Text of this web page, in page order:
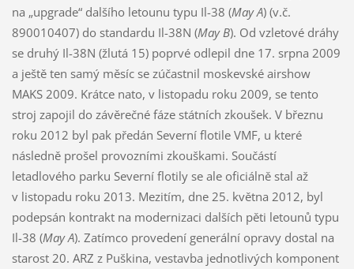
na „upgrade“ dalšího letounu typu Il-38 (May A) (v.č.
890010407) do standardu Il-38N (May B). Od vzletové dráhy
se druhý Il-38N (žlutá 15) poprvé odlepil dne 17. srpna 2009
a ještě ten samý měsíc se zúčastnil moskevské airshow
MAKS 2009. Krátce nato, v listopadu roku 2009, se tento
stroj zapojil do závěrečné fáze státních zkoušek. V březnu
roku 2012 byl pak předán Severní flotile VMF, u které
následně prošel provozními zkouškami. Součástí
letadlového parku Severní flotily se ale oficiálně stal až
v listopadu roku 2013. Mezitím, dne 25. května 2012, byl
podepsán kontrakt na modernizaci dalších pěti letounů typu
Il-38 (May A). Zatímco provedení generální opravy dostal na
starost 20. ARZ z Puškina, vestavba jednotlivých komponent